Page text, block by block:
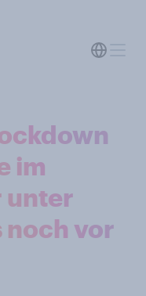
im
unter
noch vor